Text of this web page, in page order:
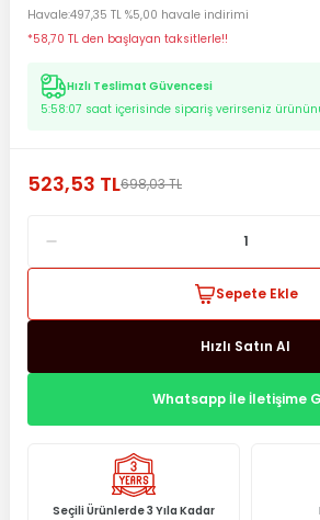
Havale497,35 TL %5,00 havale indirimi
*58,70 TL den başlayan taksitlerle!!
Hızlı Teslimat Güvencesi
5:58:06 saat içerisinde sipariş verirseniz
523,53 TL698,03 TL
Sepete Ekle
Hızlı Satın Al
Whatsapp İle İletişime
Seçili Ürünlerde 3 Yıla Kadar